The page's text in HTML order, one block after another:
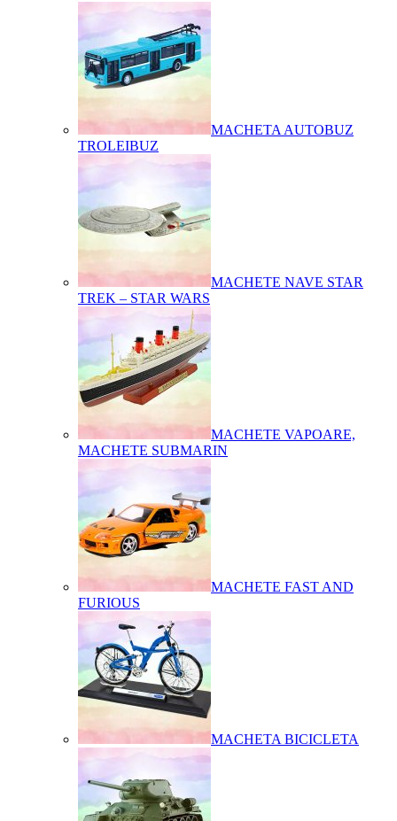
MACHETA AUTOBUZ
TROLEIBUZ
MACHETE NAVE STAR
TREK – STAR WARS
MACHETE VAPOARE,
MACHETE SUBMARIN
MACHETE FAST AND
FURIOUS
MACHETA BICICLETA